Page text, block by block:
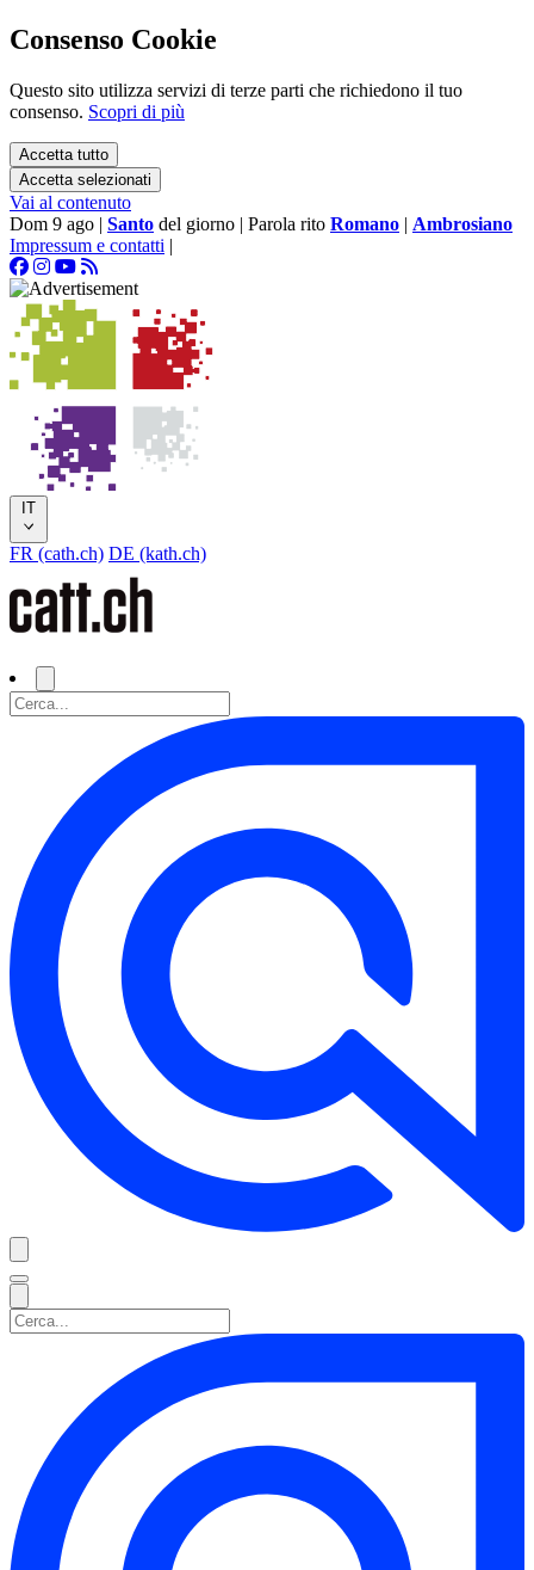
Consenso Cookie
Questo sito utilizza servizi di terze parti che richiedono il tuo
consenso. Scopri di più
Accetta tutto
Accetta selezionati
Vai al contenuto
Dom 9 ago | Santo del giorno | Parola rito Romano | Ambrosiano
Impressum e contatti |
IT
FR (cath.ch) DE (kath.ch)